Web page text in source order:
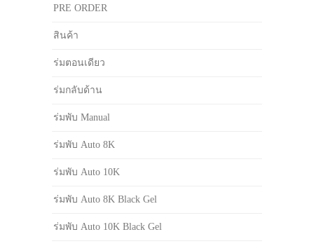
PRE ORDER
สินค้า
ร่มตอนเดียว
ร่มกลับด้าน
ร่มพับ Manual
ร่มพับ Auto 8K
ร่มพับ Auto 10K
ร่มพับ Auto 8K Black Gel
ร่มพับ Auto 10K Black Gel